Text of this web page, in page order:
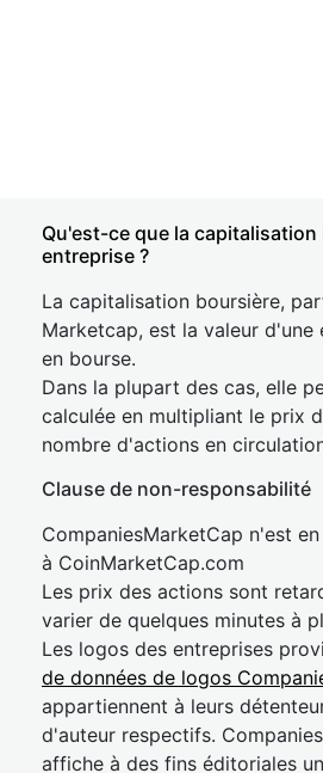
Qu'est-ce que la
entreprise ?
La capitalisation boursière,
Marketcap, est la valeur d'une
en bourse.
Dans la plupart des cas, elle
calculée en multipliant le prix
nombre d'actions en
Clause de non-responsabilité
CompaniesMarketCap n'est
à CoinMarketCap.com
Les prix des actions sont
varier de quelques minutes à
Les logos des entreprises
de données de logos
appartiennent à leurs
d'auteur respectifs.
affiche à des fins éditoriales